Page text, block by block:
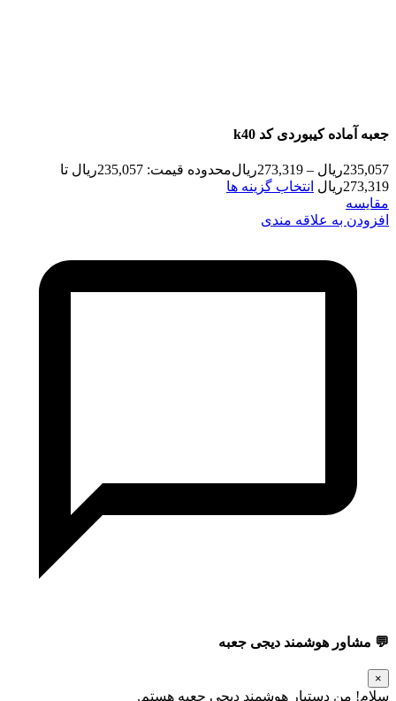
جعبه آماده کیبوردی کد k40
235,057ریال –
273,319ریال
محدوده قیمت: 235,057ریال تا
273,319ریال
انتخاب گزینه ها
مقایسه
افزودن به علاقه مندی
💬 مشاور هوشمند دیجی جعبه
×
سلام! من دستیار هوشمند دیجی جعبه هستم.